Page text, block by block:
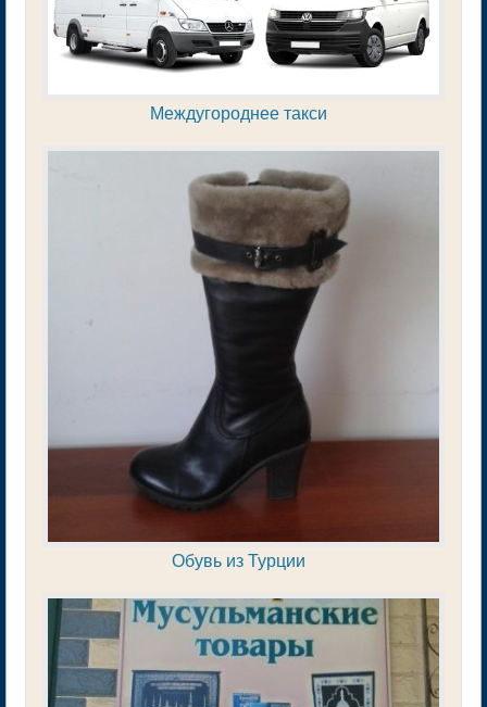
Междугороднее такси
Обувь из Турции